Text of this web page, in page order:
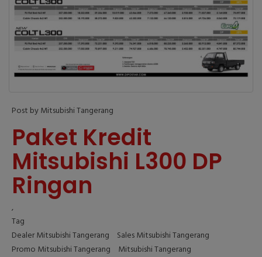
Post by Mitsubishi Tangerang
Paket Kredit
Mitsubishi L300 DP
Ringan
,
Tag
Dealer Mitsubishi Tangerang
Sales Mitsubishi Tangerang
Promo Mitsubishi Tangerang
Mitsubishi Tangerang